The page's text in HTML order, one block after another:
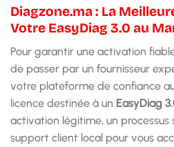
Diagzone.ma : La
Votre EasyDiag 3.0 au
Pour garantir une activation
de passer par un fournisseur
votre plateforme de confiance
licence destinée à un EasyDiag
activation légitime, un processus
support client local pour vous